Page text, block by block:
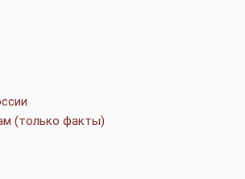
(только факты)